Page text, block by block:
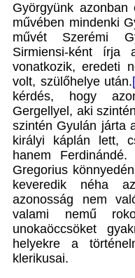
Györgyünk
művében mindenki
művét Szerémi
Sirmiensi-ként írja
vonatkozik, eredeti
volt, szülőhelye után.
kérdés, hogy
Gergellyel, aki
szintén Gyulán járta
királyi káplán lett,
hanem
Gregorius
keveredik néha
azonosság nem
valami nemű
unokaöccsöket
helyekre a
klerikusai.